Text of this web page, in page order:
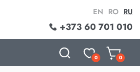
+373 60 701 010
EN RO RU
0 0